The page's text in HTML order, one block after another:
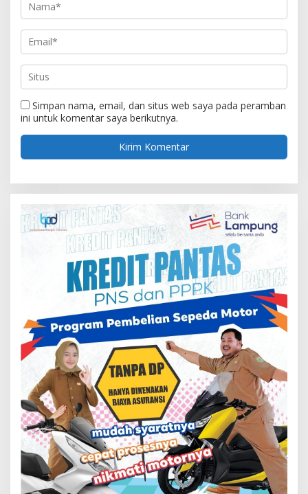
Simpan nama, email, dan situs web saya pada peramban
ini untuk komentar saya berikutnya.